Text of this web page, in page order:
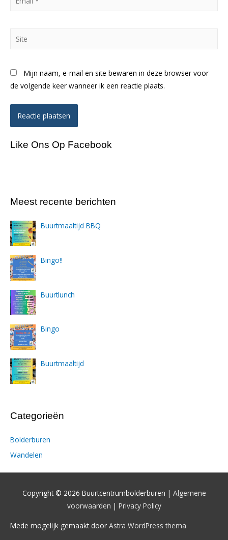
Mijn naam, e-mail en site bewaren in deze browser voor
de volgende keer wanneer ik een reactie plaats.
Like Ons Op Facebook
Meest recente berichten
Buurtmaaltijd BBQ
Bingo!!
Buurtlunch
Bingo
Buurtmaaltijd
Categorieën
Bolderburen
Wandelen
Copyright © 2026 Buurtcentrumbolderburen | Algemene
voorwaarden | Privacy Policy
Mede mogelijk gemaakt door Astra WordPress thema